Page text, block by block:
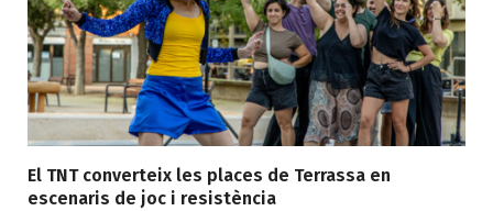
El TNT converteix les places de Terrassa en
escenaris de joc i resistència